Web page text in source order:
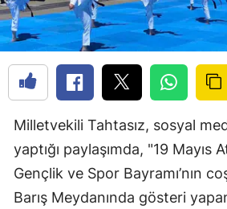
Milletvekili Tahtasız, sosyal
yaptığı paylaşımda, "19 Mayıs
Gençlik ve Spor Bayramı’nın
Barış Meydanında gösteri